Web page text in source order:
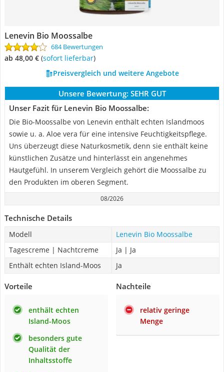
Lenevin Bio Moossalbe
684 Bewertungen
ab 48,00 € ( Sofort lieferbar)
Preisvergleich und weitere Angebote
Unsere Bewertung: SEHR GUT
Unser Fazit für Lenevin Bio Moossalbe:
Die Bio-Moossalbe von Lenevin enthält echten Islandmoos
sowie u. a. Aloe vera für eine intensive Feuchtigkeitspflege.
Uns überzeugt diese Naturkosmetik, denn sie enthält keine
künstlichen Zusätze und hinterlässt ein angenehmes
Hautgefühl. In unserem Vergleich gehört die Moossalbe zu
den Produkten im oberen Segment.
08/2026
Technische Details
Modell
Lenevin Bio Moossalbe
Tagescreme | Nachtcreme
Ja | Ja
Enthält echten Island-Moos
Ja
Vorteile
enthält echten
Island-Moos
besonders gute
Qualität der
Inhaltsstoffe
Nachteile
relativ geringe
Menge